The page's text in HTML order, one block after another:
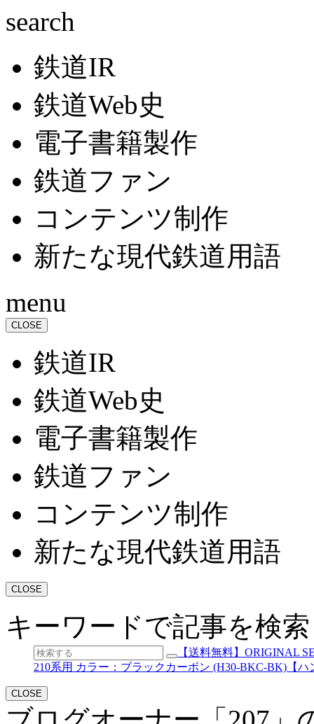
search
鉄道IR
鉄道Web史
電子書籍製作
鉄道ファン
コンテンツ制作
新たな現代鉄道用語
menu
CLOSE
鉄道IR
鉄道Web史
電子書籍製作
鉄道ファン
コンテンツ制作
新たな現代鉄道用語
CLOSE
キーワードで記事を検索
【送料無料】ORIGINAL
210系用 カラー：ブラックカーボン (H30-BKC-BK)【
CLOSE